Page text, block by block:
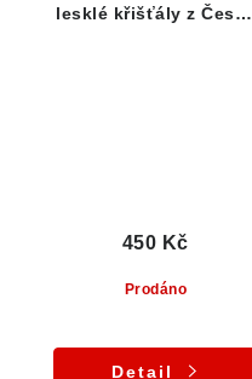
lesklé křišťály z České
Prodáno
450 Kč
Detail